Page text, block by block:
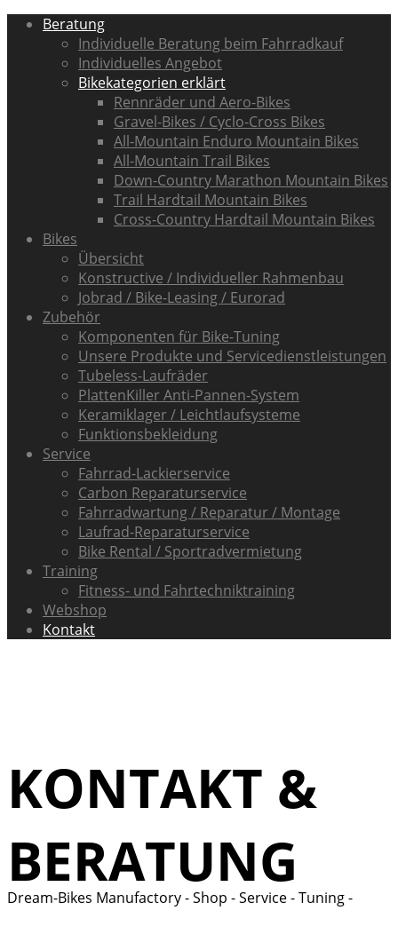
Beratung
Individuelle Beratung beim Fahrradkauf
Individuelles Angebot
Bikekategorien erklärt
Rennräder und Aero-Bikes
Gravel-Bikes / Cyclo-Cross Bikes
All-Mountain Enduro Mountain Bikes
All-Mountain Trail Bikes
Down-Country Marathon Mountain Bikes
Trail Hardtail Mountain Bikes
Cross-Country Hardtail Mountain Bikes
Bikes
Übersicht
Konstructive / Individueller Rahmenbau
Jobrad / Bike-Leasing / Eurorad
Zubehör
Komponenten für Bike-Tuning
Unsere Produkte und Servicedienstleistungen
Tubeless-Laufräder
PlattenKiller Anti-Pannen-System
Keramiklager / Leichtlaufsysteme
Funktionsbekleidung
Service
Fahrrad-Lackierservice
Carbon Reparaturservice
Fahrradwartung / Reparatur / Montage
Laufrad-Reparaturservice
Bike Rental / Sportradvermietung
Training
Fitness- und Fahrtechniktraining
Webshop
Kontakt
Dream-Bikes Manufactory - Shop - Service - Tuning -
KONTAKT &
BERATUNG